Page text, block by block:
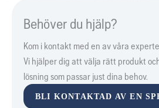
deck gives you an excellent overview of the
Behöver du hjälp?
Kom i kontakt med en av våra
Vi hjälper dig att välja rätt produkt
lösning som passar just dina behov.
BLI KONTAKTAD AV EN